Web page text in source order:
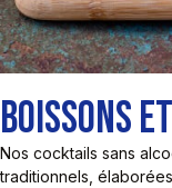
BOISSONS
Nos cocktails sans
traditionnels,